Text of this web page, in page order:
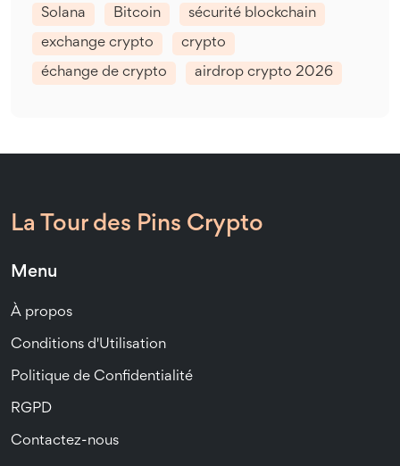
Solana Bitcoin sécurité blockchain
exchange crypto crypto
échange de crypto airdrop crypto 2026
La Tour des Pins Crypto
Menu
À propos
Conditions d'Utilisation
Politique de Confidentialité
RGPD
Contactez-nous